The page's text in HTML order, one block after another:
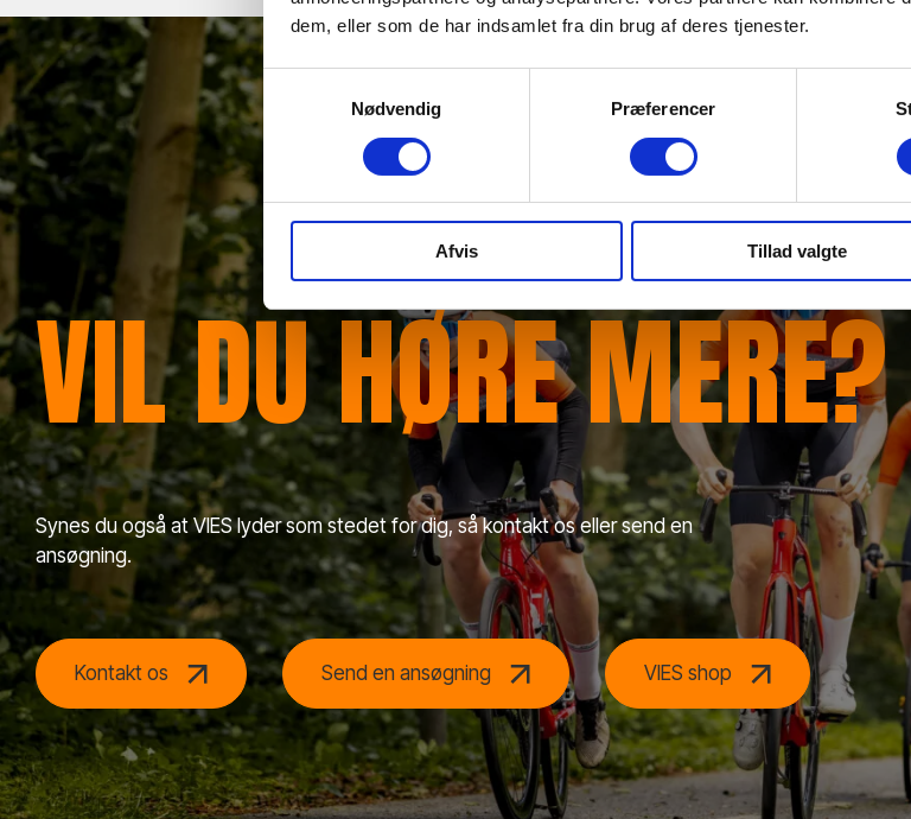
dem, eller som de har indsamlet fra din brug af deres tjenester.
Samtykkevalg
Nødvendig
Præferencer
Afvis Tillad valgte
VIL DU HØRE MERE?
Synes du også at VIES lyder som stedet for dig, så kontakt os eller send en
ansøgning.
Kontakt os Send en ansøgning VIES shop